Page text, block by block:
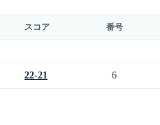
スコア 番号
22-21 6